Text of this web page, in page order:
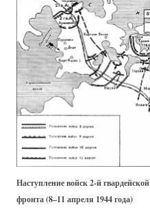
Наступление войск 2-й
фронта (8–11 апреля 1944 года)